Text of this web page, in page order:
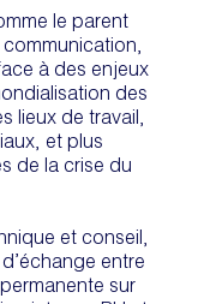
le parent
à des enjeux
des
lieux de travail,
et plus
de la crise du
et conseil,
entre
sur